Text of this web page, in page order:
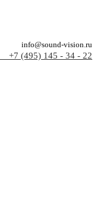
info@sound-vision.ru
+7 (495) 145 - 34 - 22